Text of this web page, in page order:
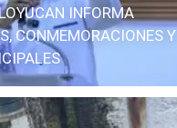
INFORMA
CONMEMORACIONES Y